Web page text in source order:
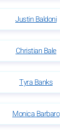
Justin Baldoni
Christian Bale
Tyra Banks
Monica Barbaro